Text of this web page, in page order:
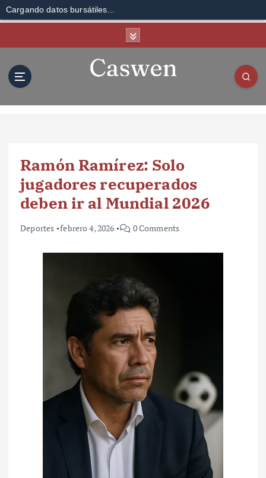
Cargando datos bursátiles...
Ramón Ramírez: Solo
jugadores recuperados
deben ir al Mundial 2026
Deportes febrero 4, 2026 0 Comments